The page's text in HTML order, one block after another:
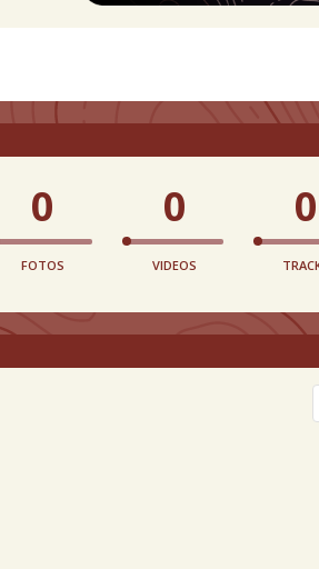
0
FOTOS
0
VIDEOS
0